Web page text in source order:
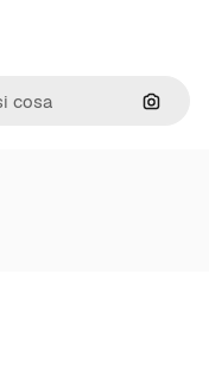
Cerca